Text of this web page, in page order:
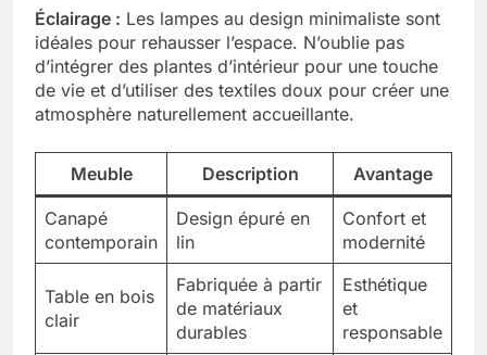
Éclairage : Les lampes au design minimaliste sont
idéales pour rehausser l’espace. N’oublie pas
d’intégrer des plantes d’intérieur pour une touche
de vie et d’utiliser des textiles doux pour créer une
atmosphère naturellement accueillante.
Meuble Description Avantage
Canapé
contemporain
Design épuré en
lin
Confort et
modernité
Table en bois
clair
Fabriquée à partir
de matériaux
durables
Esthétique
et
responsable